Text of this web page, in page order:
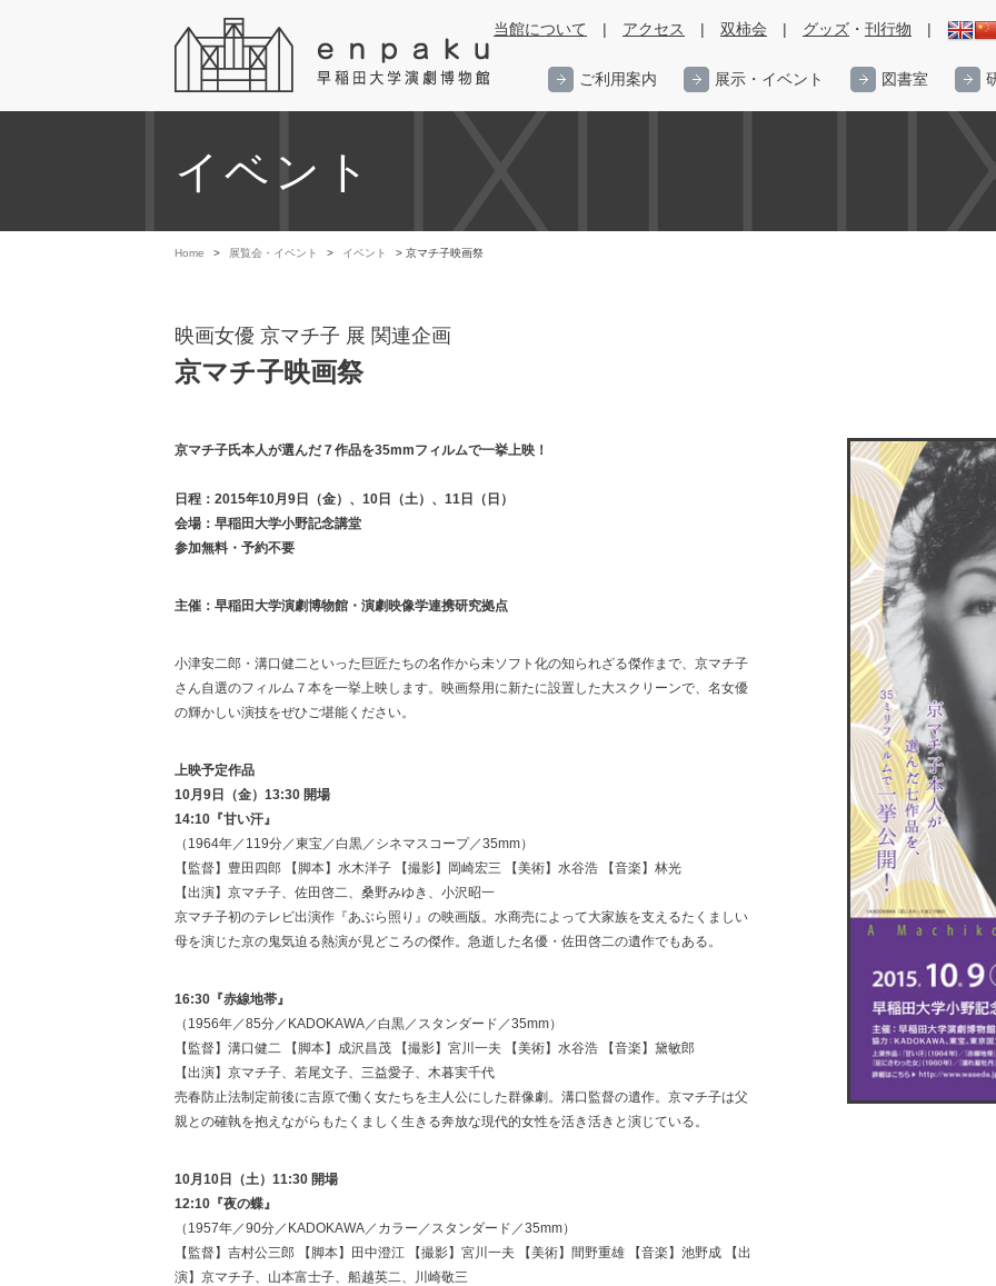
当館について | アクセス | 双柿会 | グッズ ・ 刊行物 |
ご利用案内 展示・イベント 図書室
イベント
Home > 展覧会・イベント > イベント > 京マチ子映画祭
映画女優 京マチ子 展 関連企画
京マチ子映画祭
京マチ子氏本人が選んだ７作品を35mmフィルムで一挙上映！
日程：2015年10月9日（金）、10日（土）、11日（日）
会場：早稲田大学小野記念講堂
参加無料・予約不要
主催：早稲田大学演劇博物館・演劇映像学連携研究拠点
小津安二郎・溝口健二といった巨匠たちの名作から未ソフト化の知られざる傑作まで、京マチ子
さん自選のフィルム７本を一挙上映します。映画祭用に新たに設置した大スクリーンで、名女優
の輝かしい演技をぜひご堪能ください。
上映予定作品
10月9日（金）13:30 開場
14:10『甘い汗』
（1964年／119分／東宝／白黒／シネマスコープ／35mm）
【監督】豊田四郎 【脚本】水木洋子 【撮影】岡崎宏三 【美術】水谷浩 【音楽】林光
【出演】京マチ子、佐田啓二、桑野みゆき、小沢昭一
京マチ子初のテレビ出演作『あぶら照り』の映画版。水商売によって大家族を支えるたくましい
母を演じた京の鬼気迫る熱演が見どころの傑作。急逝した名優・佐田啓二の遺作でもある。
16:30『赤線地帯』
（1956年／85分／KADOKAWA／白黒／スタンダード／35mm）
【監督】溝口健二 【脚本】成沢昌茂 【撮影】宮川一夫 【美術】水谷浩 【音楽】黛敏郎
【出演】京マチ子、若尾文子、三益愛子、木暮実千代
売春防止法制定前後に吉原で働く女たちを主人公にした群像劇。溝口監督の遺作。京マチ子は父
親との確執を抱えながらもたくましく生きる奔放な現代的女性を活き活きと演じている。
10月10日（土）11:30 開場
12:10『夜の蝶』
（1957年／90分／KADOKAWA／カラー／スタンダード／35mm）
【監督】吉村公三郎 【脚本】田中澄江 【撮影】宮川一夫 【美術】間野重雄 【音楽】池野成 【出
演】京マチ子、山本富士子、船越英二、川崎敬三